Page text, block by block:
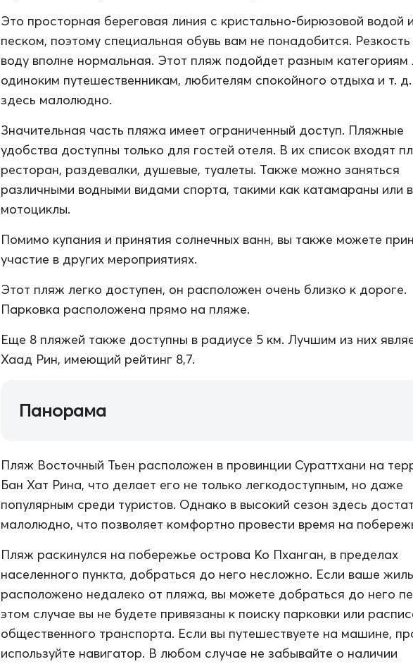
Это просторная береговая линия с кристально-бирюзовой водой
песком, поэтому специальная обувь вам не понадобится.
воду вполне нормальная. Этот пляж подойдет разным категориям
одиноким путешественникам, любителям спокойного отдыха и т.
здесь малолюдно.
Значительная часть пляжа имеет ограниченный доступ. Пляжные
удобства доступны только для гостей отеля. В их список входят
ресторан, раздевалки, душевые, туалеты. Также можно заняться
различными водными видами спорта, такими как катамараны или
мотоциклы.
Помимо купания и принятия солнечных ванн, вы также можете
участие в других мероприятиях.
Этот пляж легко доступен, он расположен очень близко к дороге.
Парковка расположена прямо на пляже.
Еще 8 пляжей также доступны в радиусе 5 км. Лучшим из них
Хаад Рин, имеющий рейтинг 8,7.
Панорама
Пляж Восточный Тьен расположен в провинции Сураттхани на
Бан Хат Рина, что делает его не только легкодоступным, но даже
популярным среди туристов. Однако в высокий сезон здесь
малолюдно, что позволяет комфортно провести время на
Пляж раскинулся на побережье острова Ко Пханган, в пределах
населенного пункта, добраться до него несложно. Если ваше
расположено недалеко от пляжа, вы можете добраться до него
этом случае вы не будете привязаны к поиску парковки или
общественного транспорта. Если вы путешествуете на машине,
используйте навигатор. В любом случае не забывайте о наличии